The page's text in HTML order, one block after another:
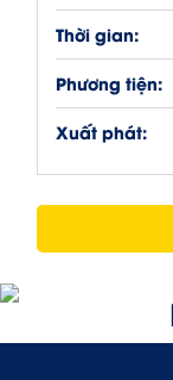
Thời gian:
Phương tiện:
Xuất phát: